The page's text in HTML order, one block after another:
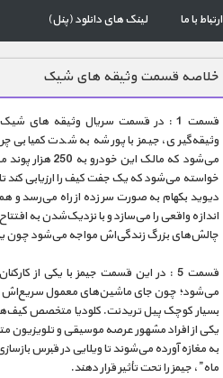
ارتباط با ما لینک های دانلود (پنل)
خلاصه قسمت وثیقه های شیک
قسمت 1 : در قسمت سریال وثیقه
وثیقه‌گیری، جیمز با پورشه به شدت کمیابی
می‌شود که
خواسته می‌شود که یک جفت کیف را ارزیابی کند
دیوید بکهام به صورت سر زده از راه می‌رسد و
اندازه واقعی را می‌سازد و با نزدیک‌شدن به
چالش‌های بزرگ زندگی‌اش مواجه می‌شود چون
قسمت 5 : در این قسمت جیمز با یکی از
می‌شود؛ چون جای ماشین‌های معمول
بسیار کوچک پیل تریدنت. کلودیا متخصص
یکی از افراد مشهور عرصه موسیقی و تلویزیون
به مغازه آورده می‌شوند تا ویلایی در قبرس
ماه”، جیمز را تحت تأثیر قرار دهند.